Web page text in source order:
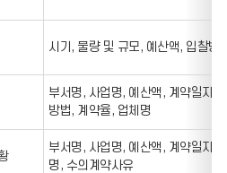
시기, 물량 및 규모, 예산액, 입찰방
부서명, 사업명, 예산액, 계약일자,
방법, 계약율, 업체명
부서명, 사업명, 예산액, 계약일자,
명, 수의계약사유